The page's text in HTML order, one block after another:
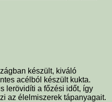
készült, kiváló
acélból készült kukta.
lerövidíti a főzési időt, így
az élelmiszerek tápanyagait.